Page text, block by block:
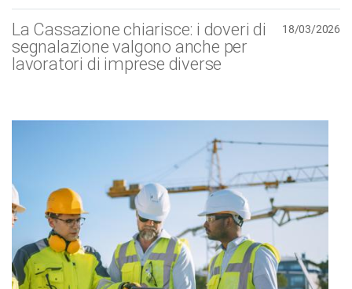
La Cassazione chiarisce: i doveri di
segnalazione valgono anche per
lavoratori di imprese diverse
18/03/2026